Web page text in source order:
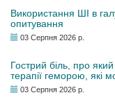
Використання ШІ в
опитування
03 Серпня 2026 р.
Гострий біль, про який
терапії геморою, які
03 Серпня 2026 р.